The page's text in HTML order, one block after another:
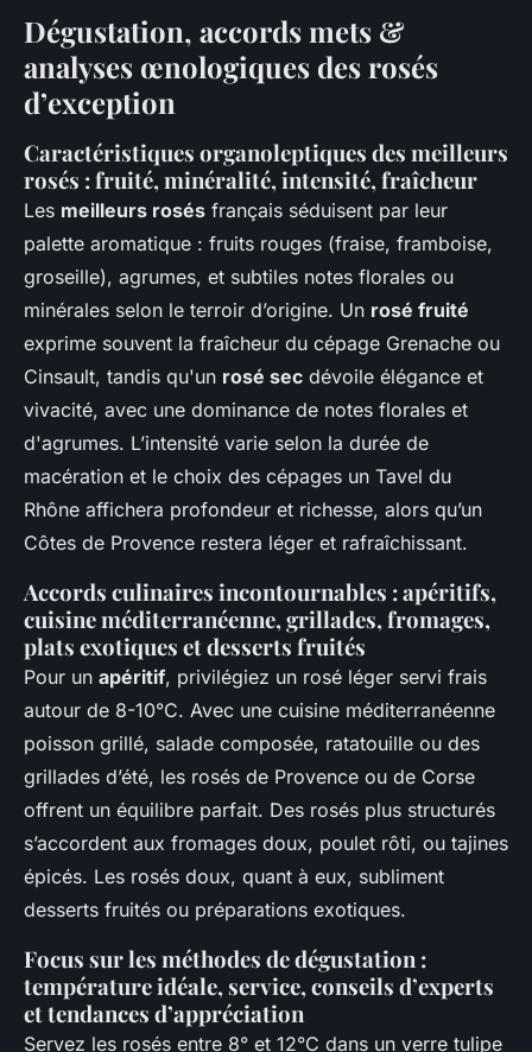
Dégustation, accords mets &
analyses œnologiques des rosés
d’exception
Caractéristiques organoleptiques des meilleurs
rosés : fruité, minéralité, intensité, fraîcheur
Les meilleurs rosés français séduisent par leur
palette aromatique : fruits rouges (fraise, framboise,
groseille), agrumes, et subtiles notes florales ou
minérales selon le terroir d’origine. Un rosé fruité
exprime souvent la fraîcheur du cépage Grenache ou
Cinsault, tandis qu'un rosé sec dévoile élégance et
vivacité, avec une dominance de notes florales et
d'agrumes. L’intensité varie selon la durée de
macération et le choix des cépages un Tavel du
Rhône affichera profondeur et richesse, alors qu’un
Côtes de Provence restera léger et rafraîchissant.
Accords culinaires incontournables : apéritifs,
cuisine méditerranéenne, grillades, fromages,
plats exotiques et desserts fruités
Pour un apéritif, privilégiez un rosé léger servi frais
autour de 8-10°C. Avec une cuisine méditerranéenne
poisson grillé, salade composée, ratatouille ou des
grillades d’été, les rosés de Provence ou de Corse
offrent un équilibre parfait. Des rosés plus structurés
s’accordent aux fromages doux, poulet rôti, ou tajines
épicés. Les rosés doux, quant à eux, subliment
desserts fruités ou préparations exotiques.
Focus sur les méthodes de dégustation :
température idéale, service, conseils d’experts
et tendances d’appréciation
Servez les rosés entre 8° et 12°C dans un verre tulipe